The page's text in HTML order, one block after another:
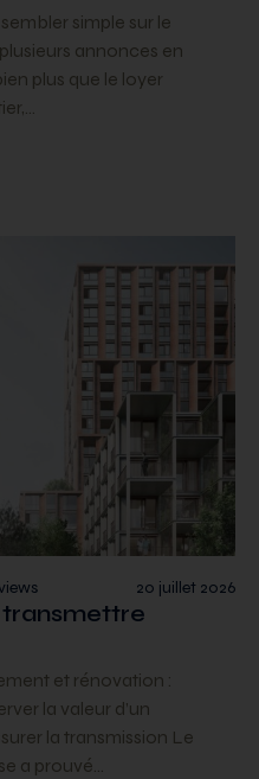
simple sur le
annonces en
plus que le loyer
20 juillet 2026
transmettre
et rénovation :
la valeur d’un
la transmission Le
a prouvé…